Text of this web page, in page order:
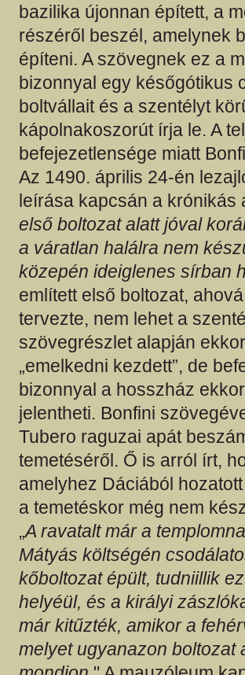
bazilika újonnan épített, a
részéről beszél, amelynek
építeni. A szövegnek ez a
bizonnyal egy későgótikus
boltvállait és a szentélyt
kápolnakoszorút írja le. A
befejezetlensége miatt
Az 1490. április 24-én
leírása kapcsán a krónikás
első boltozat alatt jóval
a váratlan halálra nem
közepén ideiglenes sírban
említett első boltozat,
tervezte, nem lehet a
szövegrészlet alapján
„emelkedni kezdett”, de
bizonnyal a hosszház
jelentheti. Bonfini
Tubero raguzai apát
temetéséről. Ő is arról írt,
amelyhez Dáciából
a temetéskor még nem
„A ravatalt már a
Mátyás költségén
kőboltozat épült, tudniillik
helyéül, és a királyi
már kitűzték, amikor a
melyet ugyanazon boltozat